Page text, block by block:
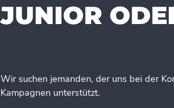
JUNIOR
Wir suchen jemanden, der uns bei der
Kampagnen unterstützt.